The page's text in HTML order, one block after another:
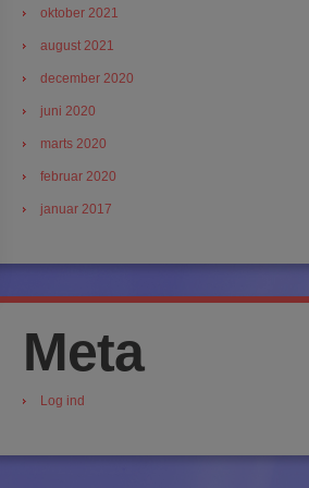
oktober 2021
august 2021
december 2020
juni 2020
marts 2020
februar 2020
januar 2017
Meta
Log ind